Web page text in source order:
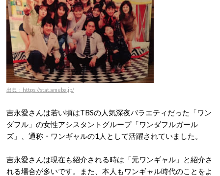
出典：https://stat.ameba.jp/
吉永愛さんは若い頃はTBSの人気深夜バラエティだった「ワン
ダフル」の女性アシスタントグループ「ワンダフルガール
ズ」、通称・ワンギャルの1人として活躍されていました。
吉永愛さんは現在も紹介される時は「元ワンギャル」と紹介さ
れる場合が多いです。また、本人もワンギャル時代のことをよ